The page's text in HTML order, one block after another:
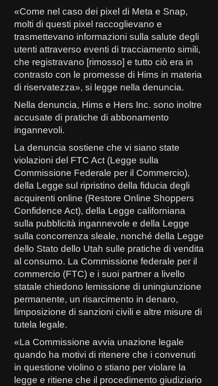
«Come nel caso dei pixel di Meta e Snap,
molti di questi pixel raccoglievano e
trasmettevano informazioni sulla salute degli
utenti attraverso eventi di tracciamento simili,
che registravano [rimosso] e tutto ciò era in
contrasto con le promesse di Hims in materia
di riservatezza», si legge nella denuncia.
Nella denuncia, Hims e Hers Inc. sono inoltre
accusate di pratiche di abbonamento
ingannevoli.
La denuncia sostiene che vi siano state
violazioni del FTC Act (Legge sulla
Commissione Federale per il Commercio),
della Legge sul ripristino della fiducia degli
acquirenti online (Restore Online Shoppers
Confidence Act), della Legge californiana
sulla pubblicità ingannevole e della Legge
sulla concorrenza sleale, nonché della Legge
dello Stato dello Utah sulle pratiche di vendita
al consumo. La Commissione federale per il
commercio (FTC) e i suoi partner a livello
statale chiedono lemissione di uningiunzione
permanente, un risarcimento in denaro,
limposizione di sanzioni civili e altre misure di
tutela legale.
«La Commissione avvia unazione legale
quando ha motivi di ritenere che i convenuti
in questione violino o stiano per violare la
legge e ritiene che il procedimento giudiziario